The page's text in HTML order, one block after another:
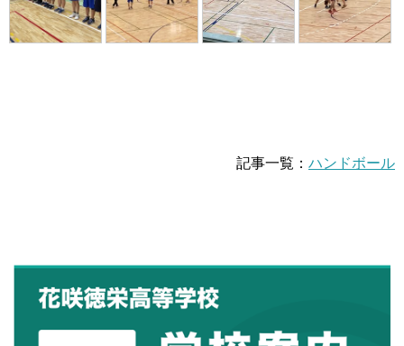
記事一覧： ハンドボール